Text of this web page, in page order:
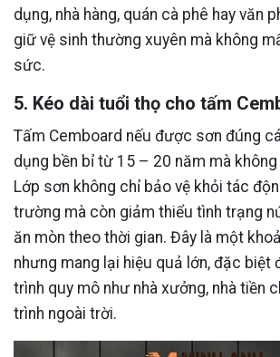
dụng, nhà hàng, quán cà phê hay văn
giữ vệ sinh thường xuyên mà không
sức.
5. Kéo dài tuổi thọ cho tấm
Tấm Cemboard nếu được sơn đúng
dụng bền bỉ từ 15 – 20 năm mà
Lớp sơn không chỉ bảo vệ khỏi tác
trường mà còn giảm thiểu tình trạng
ăn mòn theo thời gian. Đây là một
nhưng mang lại hiệu quả lớn, đặc biệt
trình quy mô như nhà xưởng, nhà tiền
trình ngoài trời.